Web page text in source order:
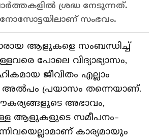
ശ്രദ്ധ നേടുന്നത്.
സംഭവം.
ആളുകളെ സംബന്ധിച്ച്
പോലെ വിദ്യാഭ്യാസം,
ജീവിതം എല്ലാം
അല്‍പം പ്രയാസം തന്നെയാണ്.
അഭാവം,
ആളുകളുടെ സമീപനം-
കാര്യമായും